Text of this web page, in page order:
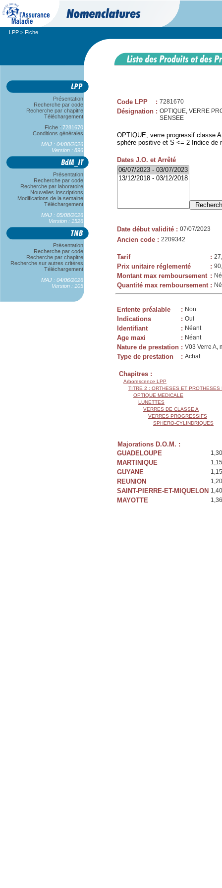
LPP > Fiche
Présentation
Recherche par code
Recherche par chapitre
Téléchargement
Fiche : 7281670
Conditions générales
MAJ : 04/08/2026
Version : 896
Présentation
Recherche par code
Recherche par laboratoire
Nouvelles Inscriptions
Modifications de la semaine
Téléchargement
MAJ : 05/08/2026
Version : 1526
Présentation
Recherche par code
Recherche par chapitre
Recherche sur autres critères
Téléchargement
MAJ : 04/06/2026
Version : 105
Code LPP : 7281670
Désignation : OPTIQUE, VERRE
SENSEE
OPTIQUE, verre progressif classe
sphère positive et S <= 2 Indice de
Dates J.O. et Arrêté
Date début validité : 07/07/2023
Ancien code : 2209342
Tarif :
Prix unitaire réglementé :
Montant max remboursement :
Quantité max remboursement :
Entente préalable : Non
Indications : Oui
Identifiant : Néant
Age maxi : Néant
Nature de prestation : V03 Verre A,
Type de prestation : Achat
Chapitres :
Arborescence LPP
TITRE 2 : ORTHESES ET PROTHESES
OPTIQUE MEDICALE
LUNETTES
VERRES DE CLASSE A
VERRES PROGRESSIFS
SPHERO-CYLINDRIQUES
Majorations D.O.M. :
GUADELOUPE
MARTINIQUE
GUYANE
REUNION
SAINT-PIERRE-ET-MIQUELON
MAYOTTE